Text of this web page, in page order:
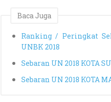
Baca Juga
Ranking / Peringkat
UNBK 2018
Sebaran UN 2018 KOTA
Sebaran UN 2018 KOTA